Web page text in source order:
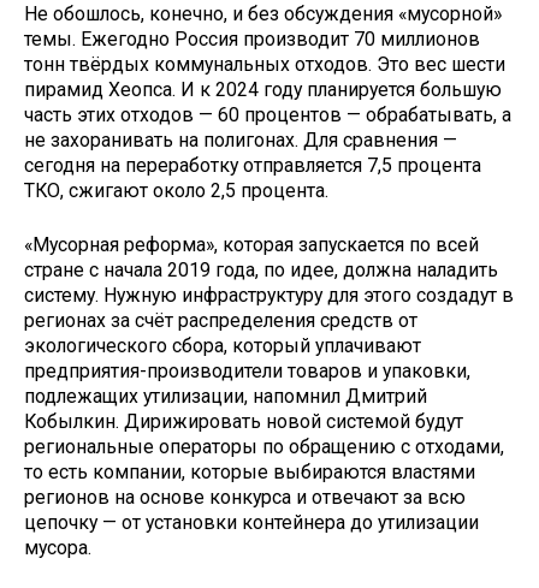
Не обошлось, конечно, и без обсуждения «мусорной»
темы. Ежегодно Россия производит 70 миллионов
тонн твёрдых коммунальных отходов. Это вес шести
пирамид Хеопса. И к 2024 году планируется большую
часть этих отходов — 60 процентов — обрабатывать, а
не захоранивать на полигонах. Для сравнения —
сегодня на переработку отправляется 7,5 процента
ТКО, сжигают около 2,5 процента.
«Мусорная реформа», которая запускается по всей
стране с начала 2019 года, по идее, должна наладить
систему. Нужную инфраструктуру для этого создадут в
регионах за счёт распределения средств от
экологического сбора, который уплачивают
предприятия-производители товаров и упаковки,
подлежащих утилизации, напомнил Дмитрий
Кобылкин. Дирижировать новой системой будут
региональные операторы по обращению с отходами,
то есть компании, которые выбираются властями
регионов на основе конкурса и отвечают за всю
цепочку — от установки контейнера до утилизации
мусора.